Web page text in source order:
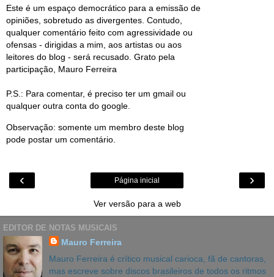
Este é um espaço democrático para a emissão de
opiniões, sobretudo as divergentes. Contudo,
qualquer comentário feito com agressividade ou
ofensas - dirigidas a mim, aos artistas ou aos
leitores do blog - será recusado. Grato pela
participação, Mauro Ferreira
P.S.: Para comentar, é preciso ter um gmail ou
qualquer outra conta do google.
Observação: somente um membro deste blog
pode postar um comentário.
‹ ›
Página inicial
Ver versão para a web
EDITOR DE NOTAS MUSICAIS
Mauro Ferreira
Mauro Ferreira é crítico musical carioca, fã de cantoras,
mas escreve sobre discos brasileiros de todos os ritmos